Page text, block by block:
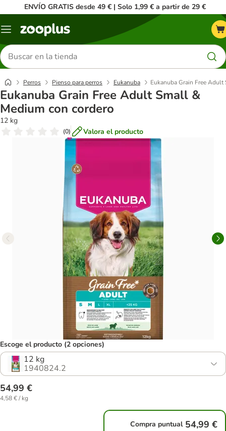
ENVÍO GRATIS desde 49 € | Solo 1,99 € a partir de 29 €
Menú
Buscar
productos
Perros Pienso para perros Eukanuba Eukanuba Grain Free
Eukanuba Grain Free Adult Small &
Medium con cordero
12 kg
(0) Valora el producto
Escoge el producto (2 opciones)
12 kg
1940824.2
54,99 €
4,58 € / kg
Compra puntual 54,99 €